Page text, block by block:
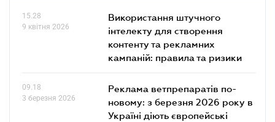
15.28
9 квітня 2026
Використання штучного
інтелекту для створення
контенту та рекламних
кампаній: правила та ризики
09.18
3 березня 2026
Реклама ветпрепаратів по-
новому: з березня 2026 року в
Україні діють європейські